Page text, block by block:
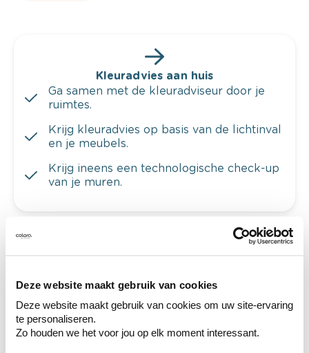
Deze website maakt gebruik van cookies
Deze website maakt gebruik van cookies om uw site-ervaring
te personaliseren.
Zo houden we het voor jou op elk moment interessant.
Kleuradvies aan huis
Ga samen met de kleuradviseur door je
ruimtes.
Krijg kleuradvies op basis van de lichtinval
en je meubels.
Krijg ineens een technologische check-up
van je muren.
Ontdek er kleurechte stalen van je
kleurenselectie.
Bekijk er de bijhorende tinten om je kleur
te verfijnen.